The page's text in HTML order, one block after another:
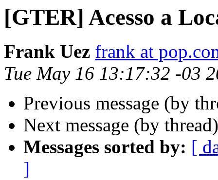
[GTER] Acesso a
Frank Uez frank at
Tue May 16 13:17:32 -03
Previous message (by
Next message (by
Messages sorted by: [
]